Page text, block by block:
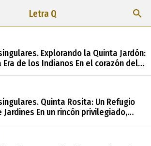
Letra Q
Explorando la Quinta Jardón:
de los Indianos En el corazón del
en un entorno pintoresco
exuberante, se encuentra un
que lleva consigo las historias y
dorada: la Quinta Ja
Quinta Rosita: Un Refugio
Jardines En un rincón privilegiado,
vegetación, se encuentra la
encantador chalet que se erige como
y tranquilidad. Este pintoresco